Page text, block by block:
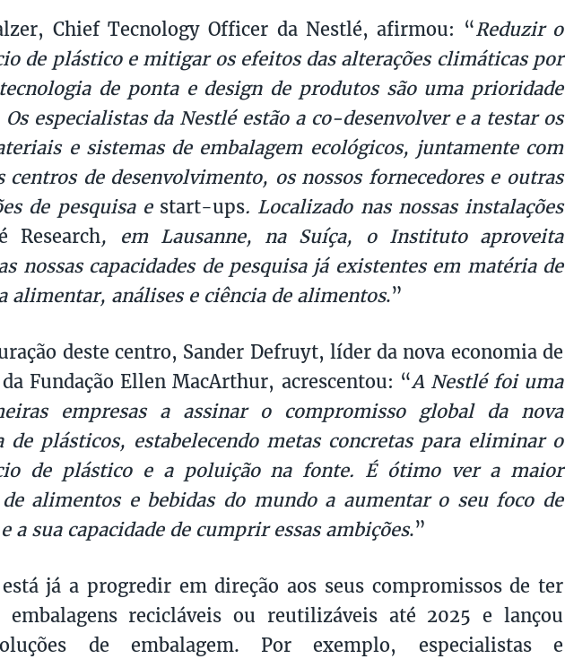
Chief Tecnology Officer da Nestlé, afirmou: “Reduzir o
de plástico e mitigar os efeitos das alterações climáticas por
de ponta e design de produtos são uma prioridade
Os especialistas da Nestlé estão a co-desenvolver e a testar os
e sistemas de embalagem ecológicos, juntamente com
centros de desenvolvimento, os nossos fornecedores e outras
de pesquisa e start-ups. Localizado nas nossas instalações
Research, em Lausanne, na Suíça, o Instituto aproveita
nossas capacidades de pesquisa já existentes em matéria de
alimentar, análises e ciência de alimentos.”
deste centro, Sander Defruyt, líder da nova economia de
Fundação Ellen MacArthur, acrescentou: “A Nestlé foi uma
empresas a assinar o compromisso global da nova
de plásticos, estabelecendo metas concretas para eliminar o
de plástico e a poluição na fonte. É ótimo ver a maior
de alimentos e bebidas do mundo a aumentar o seu foco de
a sua capacidade de cumprir essas ambições.”
já a progredir em direção aos seus compromissos de ter
embalagens recicláveis ou reutilizáveis até 2025 e lançou
de embalagem. Por exemplo, especialistas e